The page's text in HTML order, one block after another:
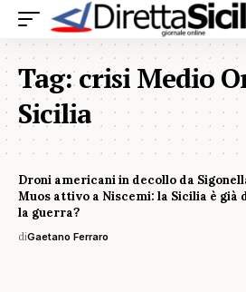
Tag:crisi Medio
Sicilia
Droni americani in decollo da
Muos attivo a Niscemi: la Sicilia è già
la guerra?
diGaetano Ferraro